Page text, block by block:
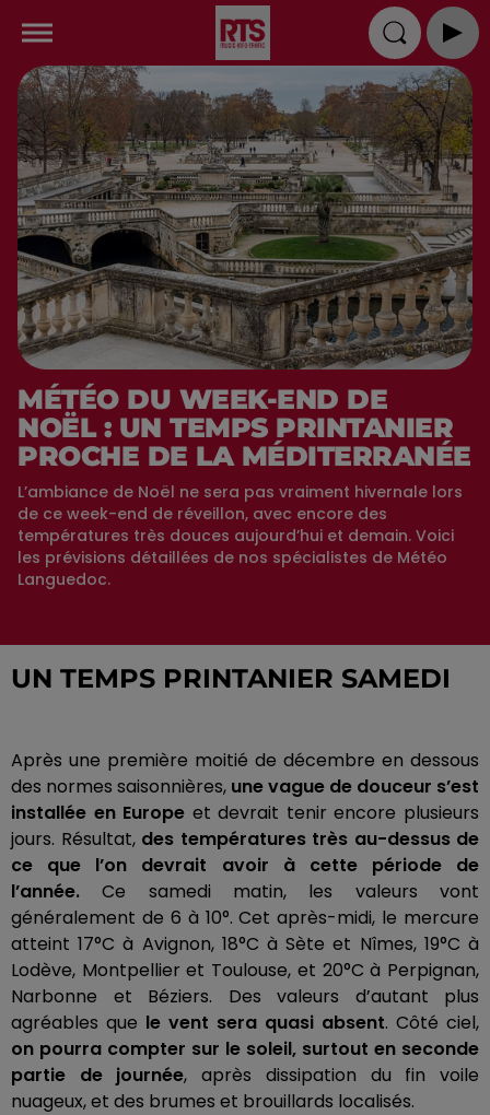
MÉTÉO DU WEEK-END DE
NOËL : UN TEMPS PRINTANIER
PROCHE DE LA MÉDITERRANÉE
L’ambiance de Noël ne sera pas vraiment hivernale lors
de ce week-end de réveillon, avec encore des
températures très douces aujourd’hui et demain. Voici
les prévisions détaillées de nos spécialistes de Météo
Languedoc.
UN TEMPS PRINTANIER SAMEDI
Après une première moitié de décembre en dessous
des normes saisonnières, une vague de douceur s’est
installée en Europe et devrait tenir encore plusieurs
jours. Résultat, des températures très au-dessus de
ce que l’on devrait avoir à cette période de
l’année. Ce samedi matin, les valeurs vont
généralement de 6 à 10°. Cet après-midi, le mercure
atteint 17°C à Avignon, 18°C à Sète et Nîmes, 19°C à
Lodève, Montpellier et Toulouse, et 20°C à Perpignan,
Narbonne et Béziers. Des valeurs d’autant plus
agréables que le vent sera quasi absent. Côté ciel,
on pourra compter sur le soleil, surtout en seconde
partie de journée, après dissipation du fin voile
nuageux, et des brumes et brouillards localisés.